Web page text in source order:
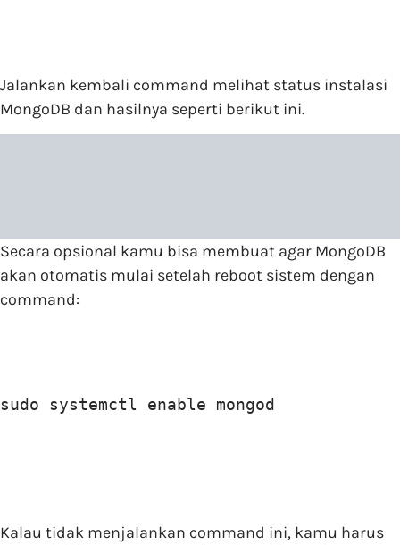
Jalankan kembali command melihat status instalasi
MongoDB dan hasilnya seperti berikut ini.
Secara opsional kamu bisa membuat agar MongoDB
akan otomatis mulai setelah reboot sistem dengan
command:
sudo systemctl enable mongod
Kalau tidak menjalankan command ini, kamu harus